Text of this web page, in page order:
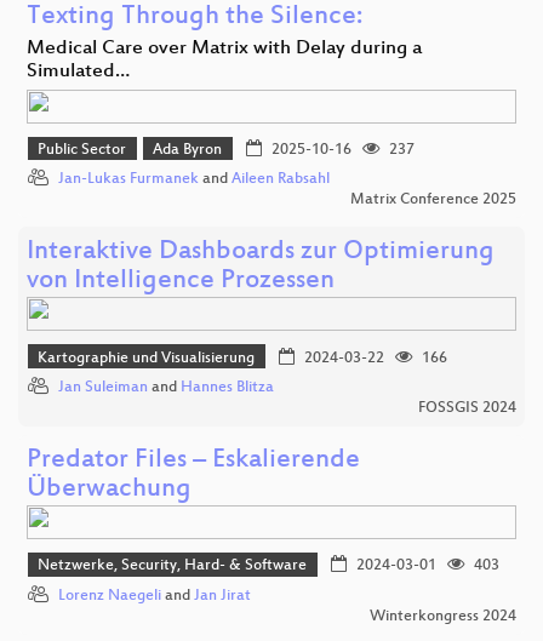
Texting Through the Silence:
Medical Care over Matrix with Delay during a
Simulated…
Public Sector Ada Byron 2025-10-16
237
Jan-Lukas Furmanek and Aileen Rabsahl
Matrix Conference 2025
Interaktive Dashboards zur Optimierung
von Intelligence Prozessen
Kartographie und Visualisierung 2024-03-22
166
Jan Suleiman and Hannes Blitza
FOSSGIS 2024
Predator Files – Eskalierende
Überwachung
Netzwerke, Security, Hard- & Software 2024-03-01
403
Lorenz Naegeli and Jan Jirat
Winterkongress 2024